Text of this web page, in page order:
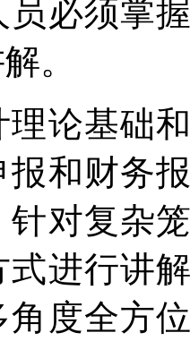
员必须掌
。
论基础
和财务
针对复杂
式进行讲
角度全方